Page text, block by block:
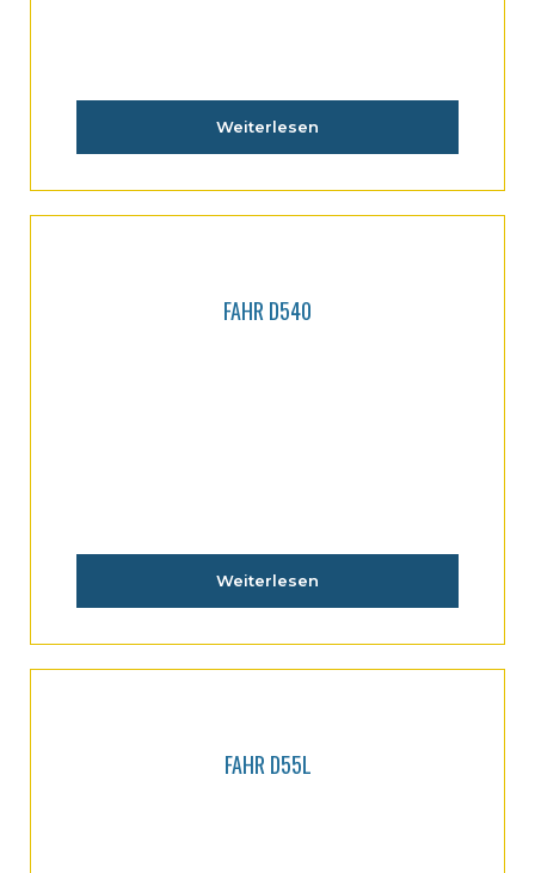
Weiterlesen
Weiterlesen
FAHR D55L